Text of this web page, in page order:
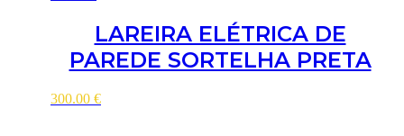
LAREIRA ELÉTRICA DE
PAREDE SORTELHA PRETA
300.00 €